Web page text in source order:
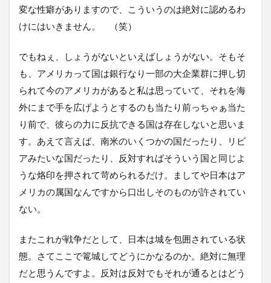
変な性癖がありますので、こういうのは絶対に認めるわ
けにはいきません。 （笑）
でもねぇ、しょうがないといえばしょうがない。そもそ
も、アメリカって国は銀行なり一部の大企業群に押し切
られて今のアメリカがあると私は思っていて、それを海
外にまで手を広げようとするのも当たり前っちゃぁ当た
り前で、彼らの力に反抗できる国は存在しないと思いま
す。あえて言えば、南米のいくつかの国だったり、リビ
アみたいな国だったり、反対すればそういう国と同じよ
うな烙印を押されて苛められるだけ。ましてや日本はア
メリカの属国なんですから口出しそのものが許されてい
ない。
またこれが戦争だとして、日本は城を包囲されている状
態。さてここで篭城してどうにかなるのか。絶対に無理
だと思うんですよ。反対は反対でもそれが通るとはどう